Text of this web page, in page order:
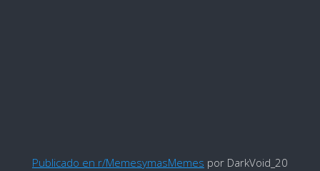
Publicado en r/MemesymasMemes por DarkVoid_20